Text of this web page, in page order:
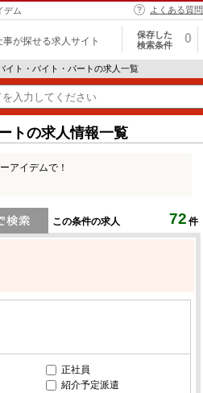
デム よくある質問
事が探せる求人サイト
保存した
検索条件
0
イト・バイト・パートの求人一覧
トの求人情報一覧
アイデムで！
この条件の求人 72 件
正社員
紹介予定派遣